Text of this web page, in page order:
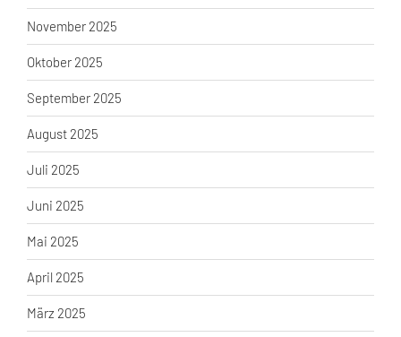
November 2025
Oktober 2025
September 2025
August 2025
Juli 2025
Juni 2025
Mai 2025
April 2025
März 2025